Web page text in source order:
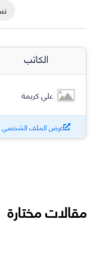
الكاتب
علي كريمة
عرض الملف الشخصي
مقالات مختارة